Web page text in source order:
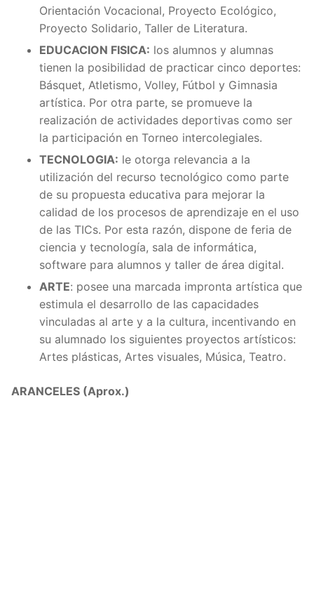
Orientación Vocacional, Proyecto Ecológico,
Proyecto Solidario, Taller de Literatura.
EDUCACION FISICA: los alumnos y alumnas
tienen la posibilidad de practicar cinco deportes:
Básquet, Atletismo, Volley, Fútbol y Gimnasia
artística. Por otra parte, se promueve la
realización de actividades deportivas como ser
la participación en Torneo intercolegiales.
TECNOLOGIA: le otorga relevancia a la
utilización del recurso tecnológico como parte
de su propuesta educativa para mejorar la
calidad de los procesos de aprendizaje en el uso
de las TICs. Por esta razón, dispone de feria de
ciencia y tecnología, sala de informática,
software para alumnos y taller de área digital.
ARTE: posee una marcada impronta artística que
estimula el desarrollo de las capacidades
vinculadas al arte y a la cultura, incentivando en
su alumnado los siguientes proyectos artísticos:
Artes plásticas, Artes visuales, Música, Teatro.
ARANCELES (Aprox.)